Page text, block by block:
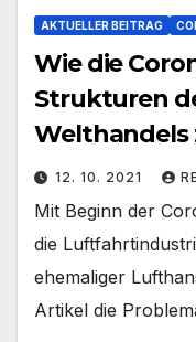
AKTUELLER BEITRAG
Wie die
Strukturen
Welthandels
12. 10. 2021
Mit Beginn der
die
ehemaliger
Artikel die